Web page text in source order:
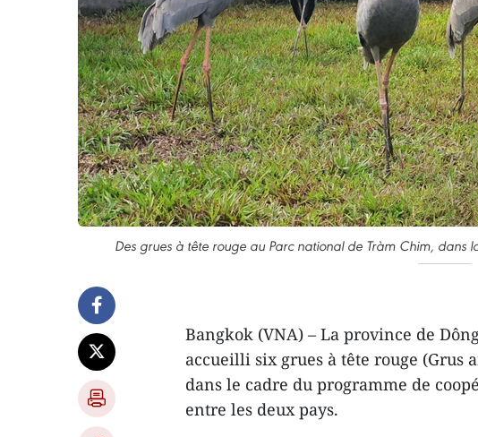
Des grues à tête rouge au Parc national de Tràm Chim, dans
Bangkok (VNA) – La province de
accueilli six grues à tête rouge (Grus
dans le cadre du programme de
entre les deux pays.